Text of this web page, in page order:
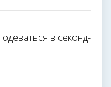
в секонд-